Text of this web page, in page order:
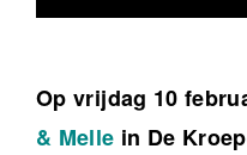
Op vrijdag 10
& Melle in De